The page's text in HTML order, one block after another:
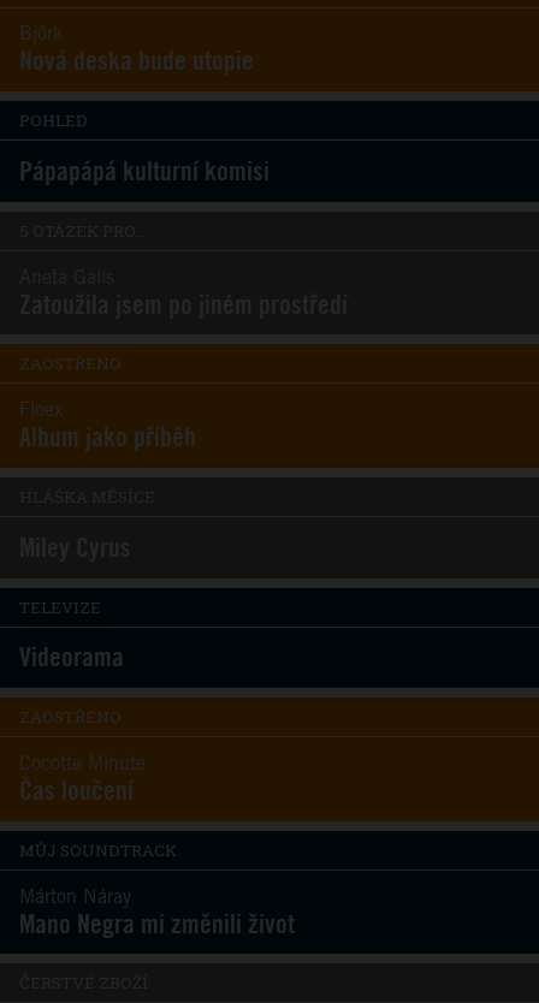
Björk
Nová deska bude utopie
POHLED
Pápapápá kulturní komisi
ZAOSTŘENO
Floex
Album jako příběh
TELEVIZE
Videorama
ZAOSTŘENO
Cocotte Minute
Čas loučení
MŮJ SOUNDTRACK
Márton Náray
Mano Negra mi změnili život